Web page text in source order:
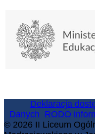
Deklaracja
Danych RODO
© 2026 II Liceum